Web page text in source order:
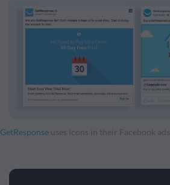
GetResponse uses icons in their Facebook ads